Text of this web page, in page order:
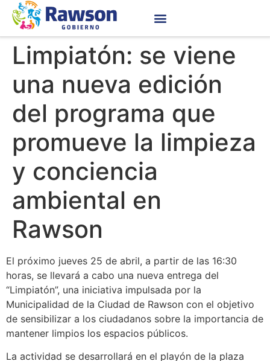
Limpiatón: se viene
una nueva edición
del programa que
promueve la limpieza
y conciencia
ambiental en
Rawson
El próximo jueves 25 de abril, a partir de las 16:30
horas, se llevará a cabo una nueva entrega del
“Limpiatón”, una iniciativa impulsada por la
Municipalidad de la Ciudad de Rawson con el objetivo
de sensibilizar a los ciudadanos sobre la importancia de
mantener limpios los espacios públicos.
La actividad se desarrollará en el playón de la plaza